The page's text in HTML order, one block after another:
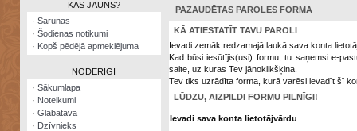
Šodienas
notikumi
Visatcera
almanahs
KAS JAUNS?
· Sarunas
· Šodienas notikumi
· Kopš pēdējā apmeklējuma
NODERĪGI
· Sākumlapa
· Noteikumi
· Glabātava
· Dzīvnieks
PAZAUDĒTAS PAROLES FORMA
KĀ ATIESTATĪT TAVU PAROLI
Ievadi zemāk redzamajā laukā sava konta
Kad būsi iesūtījis(usi) formu, tu saņemsi e-
saite, uz kuras Tev jānoklikšķina.
Tev tiks uzrādīta forma, kurā varēsi ievadīt šī
LŪDZU, AIZPILDI FORMU PILNĪGI!
Ievadi sava konta lietotājvārdu